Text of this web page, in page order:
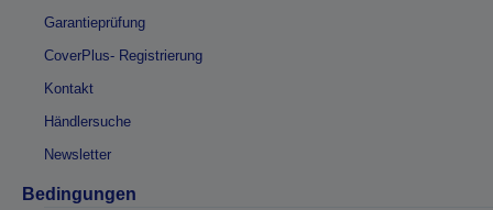
Garantieprüfung
CoverPlus- Registrierung
Kontakt
Händlersuche
Newsletter
Bedingungen